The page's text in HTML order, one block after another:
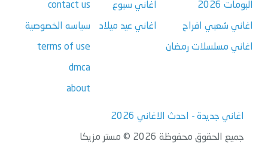
البومات 2026
اغاني شعبي افراح
اغاني مسلسلات رمضان
اغاني سبوع
اغاني عيد ميلاد
contact us
سياسه الخصوصية
terms of use
dmca
about
اغاني جديدة - احدث الاغاني 2026
جميع الحقوق محفوظة 2026 © مستر مزيكا